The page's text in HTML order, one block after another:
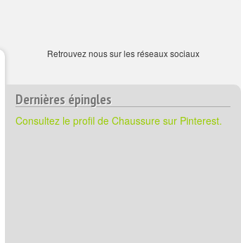
Dernières épingles
Consultez le profil de Chaussure sur Pinterest.
Retrouvez nous sur les réseaux sociaux